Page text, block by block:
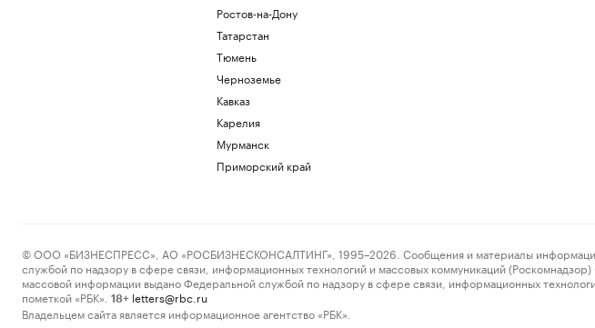
WSJ узнала о смене позиции разведки
США о «нападении» России на НАТО
агитацию. Как партии будут строить
Ростов-на-Дону
Татарстан
Тюмень
Черноземье
Кавказ
Карелия
Мурманск
Приморский край
© ООО «БИЗНЕСПРЕСС», АО «РОСБИЗНЕСКОНСАЛТИНГ», 1995–2026. Сообщения и материалы
службой по надзору в сфере связи, информационных технологий и массовых коммуникаций
массовой информации выдано Федеральной службой по надзору в сфере связи, информационных
пометкой «РБК».
18+ letters@rbc.ru
Владельцем сайта является информационное агентство «РБК».